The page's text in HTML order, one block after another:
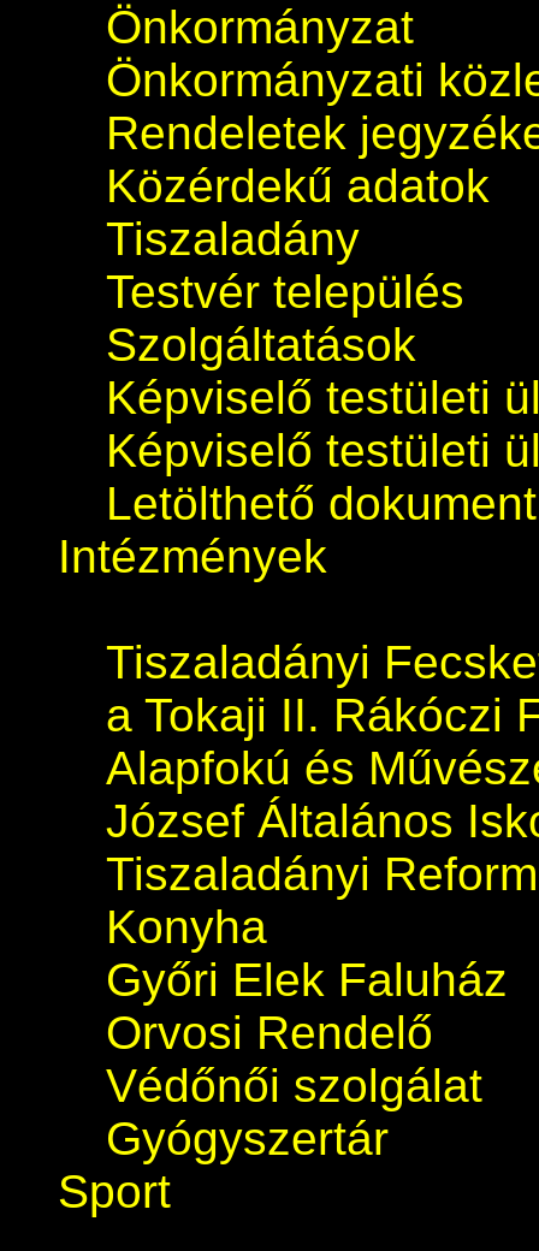
Önkormányzat
Önkormányzati
Rendeletek
Közérdekű adatok
Tiszaladány
Testvér település
Szolgáltatások
Képviselő testületi
Képviselő testületi
Letölthető
Intézmények
Tiszaladányi
a Tokaji II. Rákóczi
Alapfokú és
József Általános
Tiszaladányi
Konyha
Győri Elek Faluház
Orvosi Rendelő
Védőnői szolgálat
Gyógyszertár
Sport